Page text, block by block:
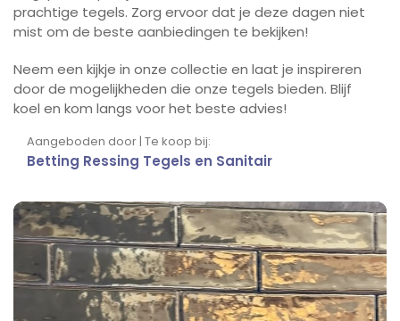
prachtige tegels. Zorg ervoor dat je deze dagen niet
mist om de beste aanbiedingen te bekijken!
Neem een kijkje in onze collectie en laat je inspireren
door de mogelijkheden die onze tegels bieden. Blijf
koel en kom langs voor het beste advies!
Aangeboden door | Te koop bij:
Betting Ressing Tegels en Sanitair